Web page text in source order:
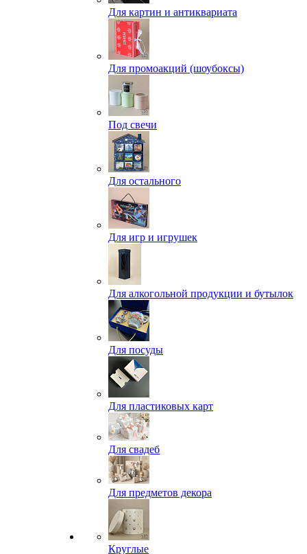
Для картин и антиквариата
Для промоакций (шоубоксы)
Под свечи
Для остального
Для игр и игрушек
Для алкогольной продукции и бутылок
Для посуды
Для пластиковых карт
Для свадеб
Для предметов декора
Круглые